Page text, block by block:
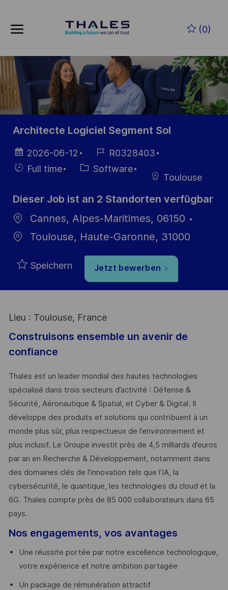
(0)
-
Architecte Logiciel Segment Sol
Datum der
Veröffentlichung
2026-06-12
Job-
ID
R0328403
Einstellunngstyp
Full time Kategorie
Software
Toulouse
Dieser Job ist an 2 Standorten verfügbar
Cannes, Alpes-Maritimes, 06150
Toulouse, Haute-Garonne, 31000
Speichern Jetzt bewerben
Lieu : Toulouse, France
Construisons ensemble un avenir de
confiance
Thales est un leader mondial des hautes technologies
spécialisé dans trois secteurs d’activité : Défense &
Sécurité, Aéronautique & Spatial, et Cyber & Digital. Il
développe des produits et solutions qui contribuent à un
monde plus sûr, plus respectueux de l’environnement et
plus inclusif. Le Groupe investit près de 4,5 milliards d’euros
par an en Recherche & Développement, notamment dans
des domaines clés de l’innovation tels que l’IA, la
cybersécurité, le quantique, les technologies du cloud et la
6G. Thales compte près de 85 000 collaborateurs dans 65
pays. ​
Nos engagements, vos avantages
Une réussite portée par notre excellence technologique,
votre expérience et notre ambition partagée
Un package de rémunération attractif